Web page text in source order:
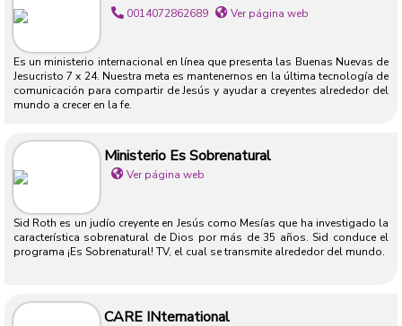
0014072862689 Ver página web
Es un ministerio internacional en línea que presenta las Buenas Nuevas de
Jesucristo 7 x 24. Nuestra meta es mantenernos en la última tecnología de
comunicación para compartir de Jesús y ayudar a creyentes alrededor del
mundo a crecer en la fe.
Ministerio Es Sobrenatural
Ver página web
Sid Roth es un judío creyente en Jesús como Mesías que ha investigado la
característica sobrenatural de Dios por más de 35 años. Sid conduce el
programa ¡Es Sobrenatural! TV, el cual se transmite alrededor del mundo.
CARE INternational